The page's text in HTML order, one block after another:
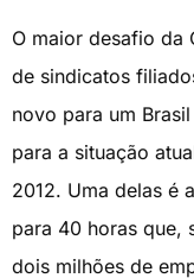
O maior desafio da
de sindicatos
novo para um
para a situação
2012. Uma delas é
para 40 horas que,
dois milhões de